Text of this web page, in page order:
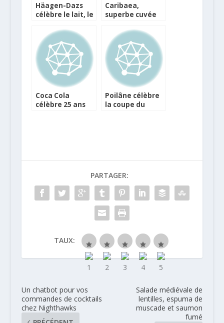
Häagen-Dazs
célèbre le lait, le
et Roland Garros
Caribaea,
superbe cuvée
rhums Chantal
Comte
Coca Cola
célèbre 25 ans
Poilâne célèbre
la coupe du
PARTAGER:
TAUX:
Un chatbot pour vos
commandes de cocktails
chez Nighthawks
Salade médiévale de
lentilles, espuma de
muscade et saumon
fumé